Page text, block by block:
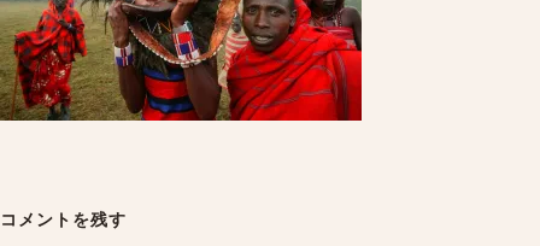
navigation
コメントを残す